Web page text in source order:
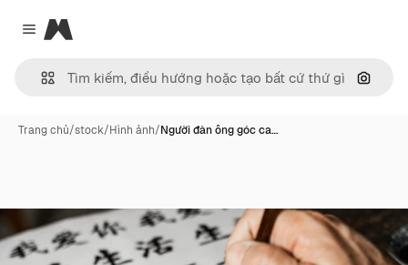
Close menu
Magnific
Tìm
Trang chủ/stock/Hình ảnh/Người đàn ông góc ca…